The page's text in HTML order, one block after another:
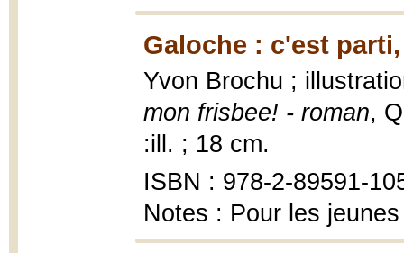
Galoche : c'est
Yvon Brochu ;
mon frisbee! - roman,
:ill. ; 18 cm.
ISBN : 978-2-89591-
Notes : Pour les